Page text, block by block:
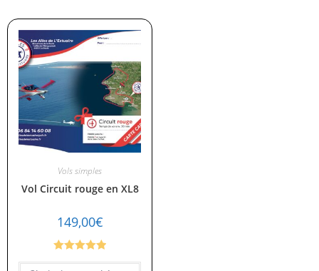
Vols simples
Vol Circuit rouge en XL8
149,00€
Note5.00